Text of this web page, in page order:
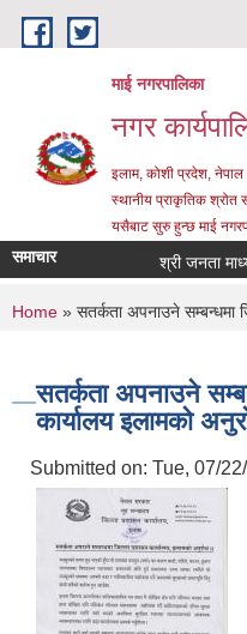
Skip to main content
माई नगरपालिका
नगर
इलाम, कोशी प्रदेश, नेपाल
स्थानीय प्राकृतिक श्रोत
यसैबाट सुरु हुन्छ माई
समाचार श्री जनता
You are here
Home » सतर्कता अपनाउने सम्बन्धमा
सतर्कता अपनाउने
कार्यालय इलामको
Submitted on: Tue, 07/